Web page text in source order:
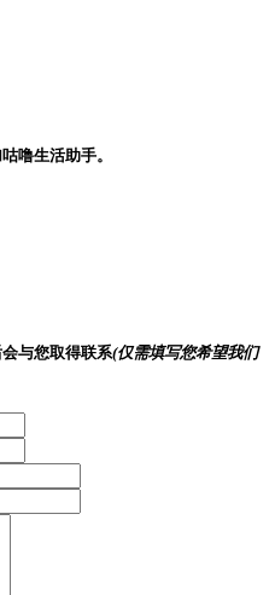
噜生活助手。
与您取得联系(仅需填写您希望我们